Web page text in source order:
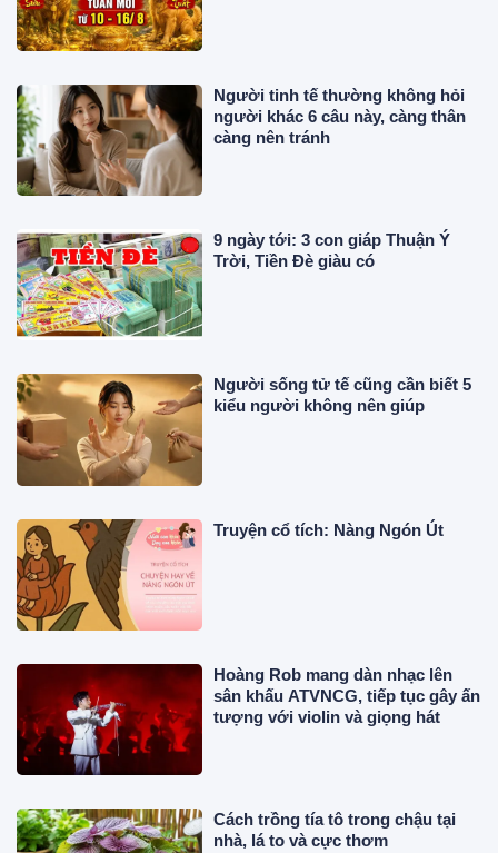
Người tinh tế thường không hỏi
người khác 6 câu này, càng thân
càng nên tránh
9 ngày tới: 3 con giáp Thuận Ý
Trời, Tiền Đè giàu có
Người sống tử tế cũng cần biết 5
kiểu người không nên giúp
Truyện cổ tích: Nàng Ngón Út
Hoàng Rob mang dàn nhạc lên
sân khấu ATVNCG, tiếp tục gây ấn
tượng với violin và giọng hát
Cách trồng tía tô trong chậu tại
nhà, lá to và cực thơm